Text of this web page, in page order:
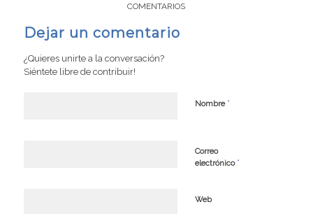
COMENTARIOS
Dejar un comentario
¿Quieres unirte a la conversación?
Siéntete libre de contribuir!
Nombre *
Correo
electrónico *
Web